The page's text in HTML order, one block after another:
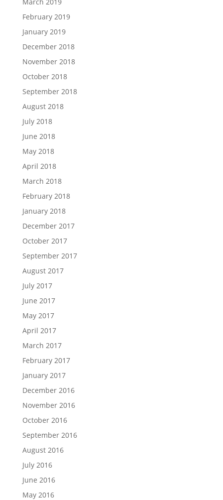
February 2019
January 2019
December 2018
November 2018
October 2018
September 2018
August 2018
July 2018
June 2018
May 2018
April 2018
March 2018
February 2018
January 2018
December 2017
October 2017
September 2017
August 2017
July 2017
June 2017
May 2017
April 2017
March 2017
February 2017
January 2017
December 2016
November 2016
October 2016
September 2016
August 2016
July 2016
June 2016
May 2016